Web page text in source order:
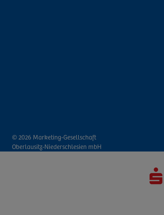
© 2026 Marketing-Gesellschaft
Oberlausitz-Niederschlesien mbH